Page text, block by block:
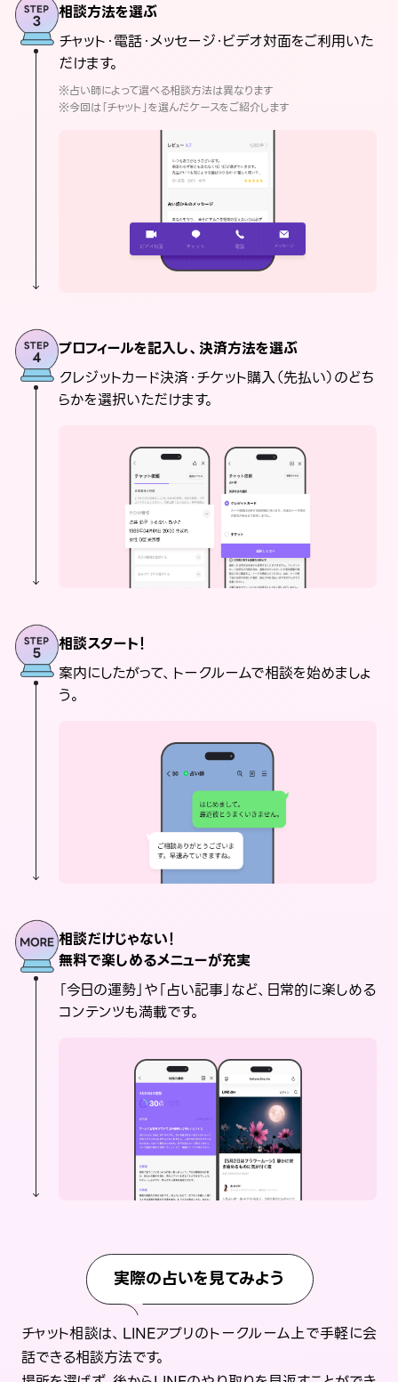
相談方法を選ぶ
チャット・電話・メッセージ・ビデオ対面をご利用いた
だけます。
※占い師によって選べる相談方法は異なります
※今回は「チャット」を選んだケースをご紹介します
プロフィールを記入し、決済方法を選ぶ
クレジットカード決済・チケット購入（先払い）のどち
らかを選択いただけます。
相談スタート！
案内にしたがって、トークルームで相談を始めましょ
う。
相談だけじゃない！
無料で楽しめるメニューが充実
「今日の運勢」や「占い記事」など、日常的に楽しめる
コンテンツも満載です。
実際の占いを見てみよう
チャット相談は、LINEアプリのトークルーム上で手軽に会
話できる相談方法です。